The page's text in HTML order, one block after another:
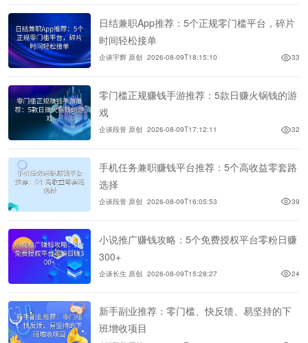
日结兼职App推荐：5个正规零门槛平台，碎片
时间轻松接单
企谈宇辉 原创 2026-08-09T18:15:10 33
零门槛正规赚钱手游推荐：5款日赚火锅钱的游
戏
企谈段誉 原创 2026-08-09T17:12:11 32
手机任务兼职赚钱平台推荐：5个高收益零套路
选择
企谈段誉 原创 2026-08-09T16:05:53 39
小说推广赚钱攻略：5个免费授权平台零粉日赚
300+
企谈长生 原创 2026-08-09T15:28:27 24
新手副业推荐：零门槛、快反馈、易坚持的下
班增收项目